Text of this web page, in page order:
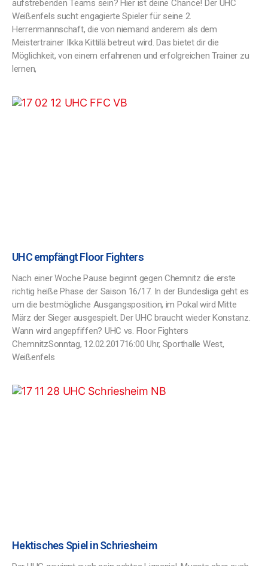
aufstrebenden Teams sein? Hier ist deine Chance! Der UHC
Weißenfels sucht engagierte Spieler für seine 2.
Herrenmannschaft, die von niemand anderem als dem
Meistertrainer Ilkka Kittilä betreut wird. Das bietet dir die
Möglichkeit, von einem erfahrenen und erfolgreichen Trainer zu
lernen,
UHC empfängt Floor Fighters
Nach einer Woche Pause beginnt gegen Chemnitz die erste
richtig heiße Phase der Saison 16/17. In der Bundesliga geht es
um die bestmögliche Ausgangsposition, im Pokal wird Mitte
März der Sieger ausgespielt. Der UHC braucht wieder Konstanz.
Wann wird angepfiffen? UHC vs. Floor Fighters
ChemnitzSonntag, 12.02.201716:00 Uhr, Sporthalle West,
Weißenfels
Hektisches Spiel in Schriesheim